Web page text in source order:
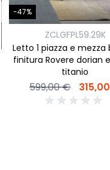
-47%
ZCLGFPL59.29K
Letto 1 piazza e mezza
finitura Rovere dorian
titanio
599,00 €